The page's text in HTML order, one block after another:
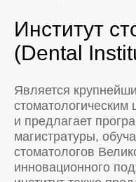
Институт
(Dental
Является
стоматологическим
и предлагает
магистратуры,
стоматологов
инновационного